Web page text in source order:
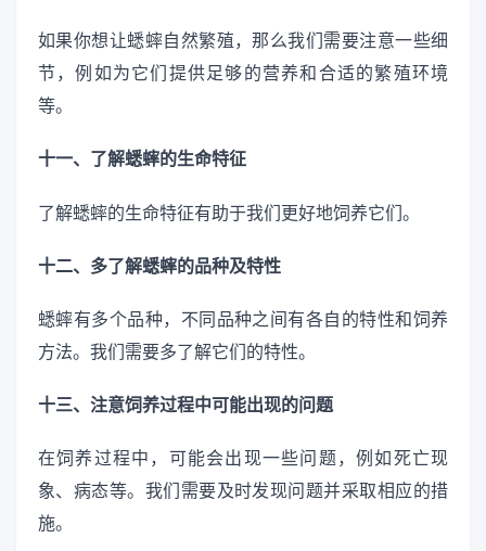
如果你想让蟋蟀自然繁殖，那么我们需要注意一些细
节，例如为它们提供足够的营养和合适的繁殖环境
等。
十一、了解蟋蟀的生命特征
了解蟋蟀的生命特征有助于我们更好地饲养它们。
十二、多了解蟋蟀的品种及特性
蟋蟀有多个品种，不同品种之间有各自的特性和饲养
方法。我们需要多了解它们的特性。
十三、注意饲养过程中可能出现的问题
在饲养过程中，可能会出现一些问题，例如死亡现
象、病态等。我们需要及时发现问题并采取相应的措
施。